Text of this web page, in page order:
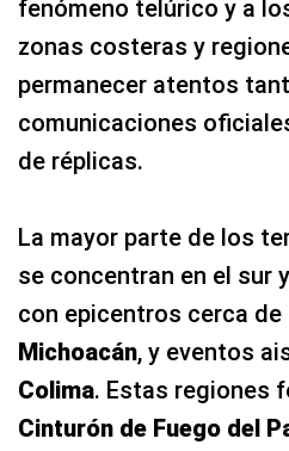
fenómeno telúrico y a
zonas costeras y
permanecer atentos
comunicaciones
de réplicas.
La mayor parte de los
se concentran en el sur
con epicentros cerca de
Michoacán, y eventos
Colima. Estas regiones
Cinturón de Fuego del